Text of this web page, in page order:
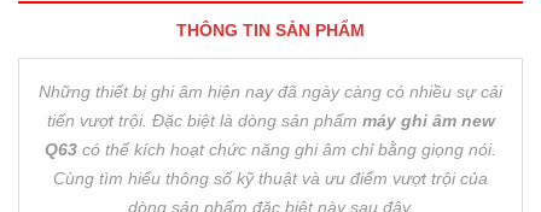
THÔNG TIN SẢN PHẨM
Những thiết bị ghi âm hiện nay đã ngày càng có nhiều sự cải
tiến vượt trội. Đặc biệt là dòng sản phẩm máy ghi âm new
Q63 có thể kích hoạt chức năng ghi âm chỉ bằng giọng nói.
Cùng tìm hiểu thông số kỹ thuật và ưu điểm vượt trội của
dòng sản phẩm đặc biệt này sau đây.